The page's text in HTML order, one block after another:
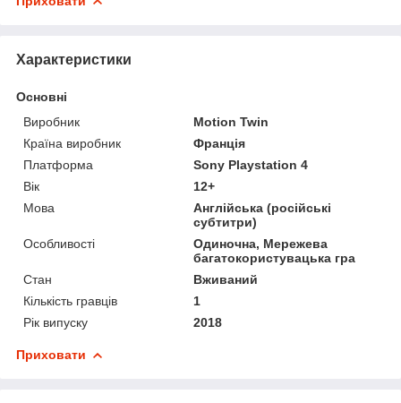
Характеристики
Основні
Виробник
Motion Twin
Країна виробник
Франція
Платформа
Sony Playstation 4
Вік
12+
Мова
Англійська (російські
субтитри)
Особливості
Одиночна, Мережева
багатокористувацька гра
Стан
Вживаний
Кількість гравців
1
Рік випуску
2018
Приховати